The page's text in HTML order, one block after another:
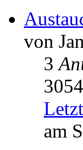
von
3
am